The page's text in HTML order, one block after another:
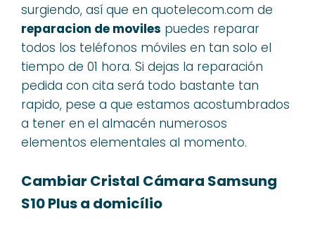
surgiendo, así que en quotelecom.com de
reparacion de moviles puedes reparar
todos los teléfonos móviles en tan solo el
tiempo de 01 hora. Si dejas la reparación
pedida con cita será todo bastante tan
rapido, pese a que estamos acostumbrados
a tener en el almacén numerosos
elementos elementales al momento.
Cambiar Cristal Cámara Samsung
S10 Plus a domicílio